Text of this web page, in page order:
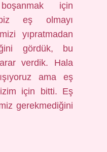
için
eş olmayı
yıpratmadan
gördük, bu
verdik. Hala
ama eş
için bitti. Eş
gerekmediğini